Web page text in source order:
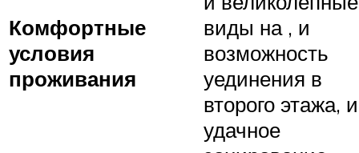
Комфортные
условия
проживания
виды на , и
возможность
уединения в
второго этажа, и
удачное